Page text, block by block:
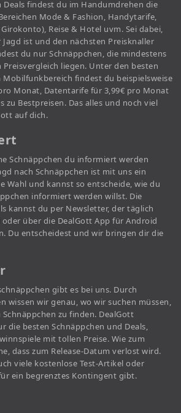
Deals findest du im Handumdrehen die
Mode & Fashion, Handytarife,
Reise & Hotel uvm. Sei dabei,
ist und den nächsten Preisknaller
du nur Schnäppchen, die mindestens
Preisvergleich liegen. Unter den besten
Mobilfunkbereich findest du beispielsweise
Monat, Datentarife für 3,99€ pro Monat
zu Bestpreisen. Das alles und noch viel
auf dich.
Schnäppchen du informiert werden
nach Schnäppchen ist mit uns ein
Wahl und kannst so entscheide, wie du
informiert werden willst. Die
kannst du per Newsletter, der täglich
über die DealGott App für Android
Du entscheidest und wir bringen dir die
gibt es bei uns. Durch
wissen wir genau, wo wir suchen müssen,
zu finden. DealGott
die besten Schnäppchen und Deals,
mit tollen Preise. Wie zum
dass zum Release-Datum verlost wird.
viele kostenlose Test-Artikel oder
ein begrenztes Kontingent gibt.